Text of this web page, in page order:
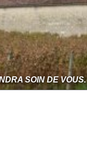
SOIN DE VOUS.